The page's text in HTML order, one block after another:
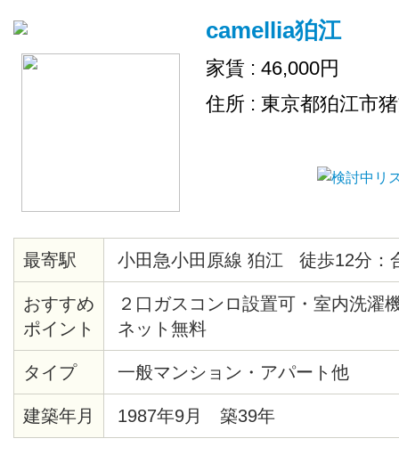
camellia狛江
家賃 : 46,000円
住所 : 東京都狛江市
最寄駅 小田急小田原線 狛江 徒歩12分：
おすすめ
ポイント
２口ガスコンロ設置可・室内洗濯
ネット無料
タイプ 一般マンション・アパート他
建築年月 1987年9月 築39年